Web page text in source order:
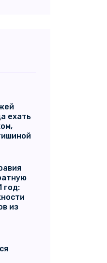
ехать
год:
из